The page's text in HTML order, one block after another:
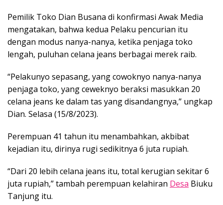
Pemilik Toko Dian Busana di konfirmasi Awak Media
mengatakan, bahwa kedua Pelaku pencurian itu
dengan modus nanya-nanya, ketika penjaga toko
lengah, puluhan celana jeans berbagai merek raib.
“Pelakunyo sepasang, yang cowoknyo nanya-nanya
penjaga toko, yang ceweknyo beraksi masukkan 20
celana jeans ke dalam tas yang disandangnya,” ungkap
Dian. Selasa (15/8/2023).
Perempuan 41 tahun itu menambahkan, akbibat
kejadian itu, dirinya rugi sedikitnya 6 juta rupiah.
“Dari 20 lebih celana jeans itu, total kerugian sekitar 6
juta rupiah,” tambah perempuan kelahiran Desa Biuku
Tanjung itu.